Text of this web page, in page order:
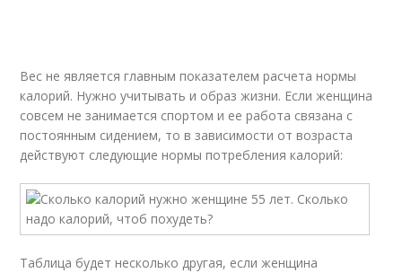
Вес не является главным показателем расчета нормы
калорий. Нужно учитывать и образ жизни. Если женщина
совсем не занимается спортом и ее работа связана с
постоянным сидением, то в зависимости от возраста
действуют следующие нормы потребления калорий:
Таблица будет несколько другая, если женщина